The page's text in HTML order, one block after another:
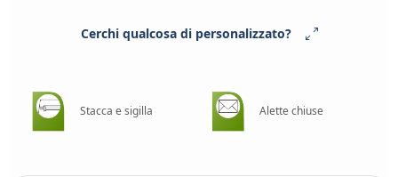
Cerchi qualcosa di personalizzato?
Stacca e sigilla Alette chiuse